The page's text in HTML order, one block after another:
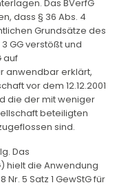
Das BVerfG
dass § 36 Abs. 4
Grundsätze des
GG verstößt und
auf
anwendbar erklärt,
vor dem 12.12.2001
die der mit weniger
beteiligten
sind.
Das
hielt die Anwendung
5 Satz 1 GewStG für